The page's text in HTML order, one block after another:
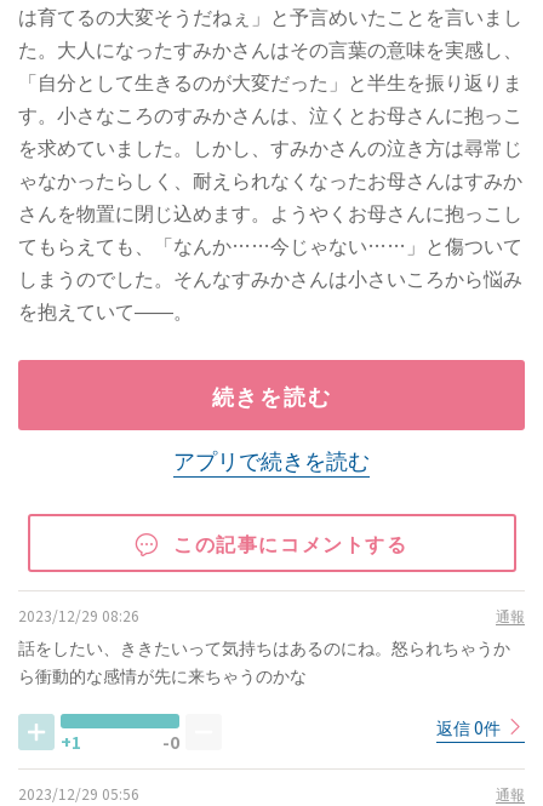
は育てるの大変そうだねぇ」と予言めいたことを言いまし
た。大人になったすみかさんはその言葉の意味を実感し、
「自分として生きるのが大変だった」と半生を振り返りま
す。小さなころのすみかさんは、泣くとお母さんに抱っこ
を求めていました。しかし、すみかさんの泣き方は尋常じ
ゃなかったらしく、耐えられなくなったお母さんはすみか
さんを物置に閉じ込めます。ようやくお母さんに抱っこし
てもらえても、「なんか……今じゃない……」と傷ついて
しまうのでした。そんなすみかさんは小さいころから悩み
を抱えていて――。
続きを読む
アプリで続きを読む
この記事にコメントする
2023/12/29 08:26 通報
話をしたい、ききたいって気持ちはあるのにね。怒られちゃうか
ら衝動的な感情が先に来ちゃうのかな
+1 -0
返信 0件
2023/12/29 05:56 通報